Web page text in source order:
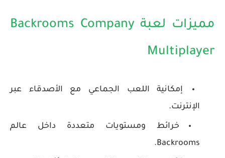
مميزات لعبة Backrooms Company
Multiplayer
إمكانية اللعب الجماعي مع الأصدقاء عبر
الإنترنت.
خرائط ومستويات متعددة داخل عالم
Backrooms.